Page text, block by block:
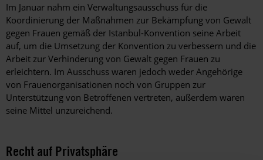
Im Januar nahm ein Verwaltungsausschuss für die
Koordinierung der Maßnahmen zur Bekämpfung von Gewalt
gegen Frauen gemäß der Istanbul-Konvention seine Arbeit
auf, um die Umsetzung der Konvention zu verbessern und die
Arbeit zur Verhinderung von Gewalt gegen Frauen zu
erleichtern. Im Ausschuss waren jedoch weder Angehörige
von Frauenorganisationen noch von Gruppen zur
Unterstützung von Betroffenen vertreten, außerdem waren
seine Mittel unzureichend.
Recht auf Privatsphäre